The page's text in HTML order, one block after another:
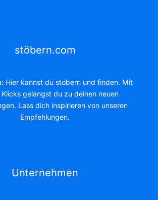
stöbern.com
Hier kannst du stöbern und finden. Mit
gelangst du zu deinen neuen
Lass dich inspirieren von unseren
Empfehlungen.
Unternehmen